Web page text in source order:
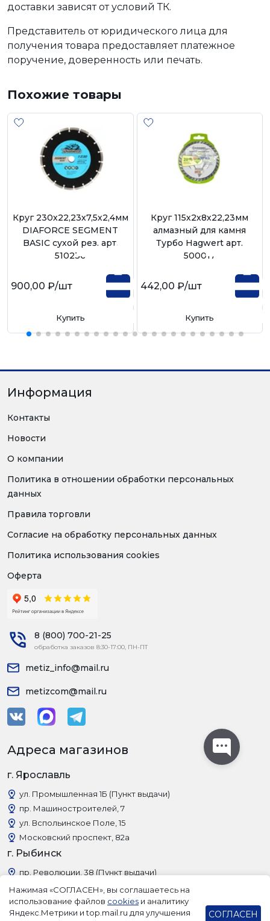
доставки зависят от условий ТК.
Представитель от юридического лица для
получения товара предоставляет платежное
поручение, доверенность или печать.
Похожие товары
Круг 230х22,23х7,5х2,4мм
DIAFORCE SEGMENT
BASIC сухой рез. арт.
510230
900,00 ₽/шт
Купить
Круг 115х2х8х22,23мм
алмазный для камня
Турбо Hagwert арт.
500017
442,00 ₽/шт
Купить
Информация
Контакты
Новости
О компании
Политика в отношении обработки персональных
данных
Правила торговли
Согласие на обработку персональных данных
Политика использования cookies
Оферта
8 (800) 700-21-25
обработка заказов 8:30-17:00, ПН-ПТ
metiz_info@mail.ru
metizcom@mail.ru
Адреса магазинов
г. Ярославль
ул. Промышленная 1Б (Пункт выдачи)
пр. Машиностроителей, 7
ул. Вспольинское Поле, 15
Московский проспект, 82а
г. Рыбинск
пр. Революции, 38 (Пункт выдачи)
Нажимая «СОГЛАСЕН», вы соглашаетесь на
использование файлов cookies и аналитику
Яндекс.Метрики и top.mail.ru для улучшения
СОГЛАСЕН